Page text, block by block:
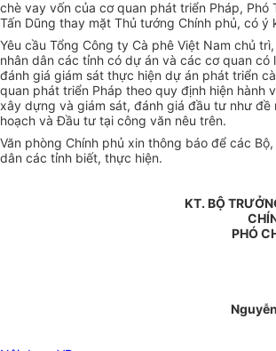
chè vay vốn của cơ quan phát triển Pháp, Phó
Tấn Dũng thay mặt Thủ tướng Chính phủ, có ý
Yêu cầu Tổng Công ty Cà phê Việt Nam chủ
nhân dân các tỉnh có dự án và các cơ quan có
đánh giá giám sát thực hiện dự án phát triển
quan phát triển Pháp theo quy định hiện hành
xây dựng và giám sát, đánh giá đầu tư như đề
hoạch và Đầu tư tại công văn nêu trên.
Văn phòng Chính phủ xin thông báo để các
dân các tỉnh biết, thực hiện.
KT. BỘ
PHÓ